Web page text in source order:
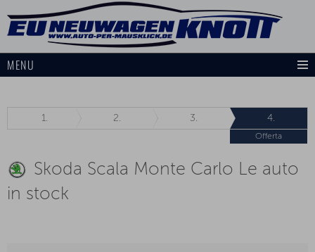
MENU
1. 2. 3. 4.
Offerta
Skoda Scala Monte Carlo Le auto
in stock